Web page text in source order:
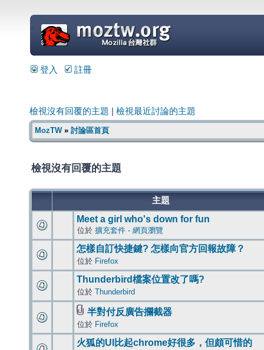
=
登入 註冊
檢視沒有回覆的主題 檢視最近討論的主題
MozTW» 討論區首頁
檢視沒有回覆的主題
主題
Meet a girl who's down for fun
位於 擴充套件 - 網頁瀏覽
怎樣自訂快捷鍵? 怎樣向官方回報故障？
位於 Firefox
Thunderbird檔案位置改了嗎?
位於 Thunderbird
半對付反廣告攔截器
位於 Firefox
火狐的UI比起chrome好很多，但頗可惜的